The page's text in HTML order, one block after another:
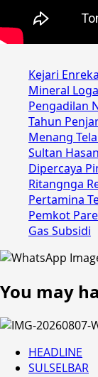
Kejari
Mineral
Pengadilan
Tahun
Menang
Sultan
Dipercaya
Ritangnga
Pertamina
Pemkot
Gas Subsidi
You may
HEADLINE
SULSELBAR